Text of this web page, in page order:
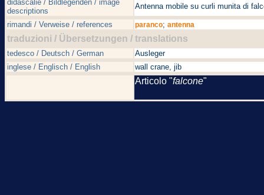
didascalie / Bildlegenden / image
descriptions
Antenna mobile su curli munita di
rimandi / Verweise / references paranco;antenna
traduzioni / Übersetzungen / translations
tedesco / Deutsch / German
Ausleger
inglese / Englisch / English
wall crane, jib
Articolo "falcone"